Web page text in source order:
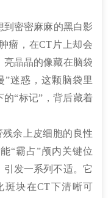
到密密麻麻的黑白影
瘤，在CT片上却会
亮晶晶的像藏在脑袋
”迷惑，这颗脑袋里
的“标记”，背后藏着
余上皮细胞的良性
“霸占”颅内关键位
发一系列不适。它
斑块在CT下清晰可